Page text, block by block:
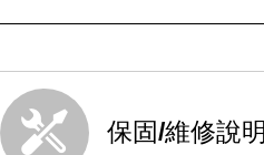
保固/維修說明